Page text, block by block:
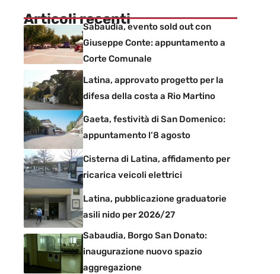
Articoli recentiSabaudia, evento sold out con
Giuseppe Conte: appuntamento a
Corte Comunale
Latina, approvato progetto per la
difesa della costa a Rio Martino
Gaeta, festività di San Domenico:
appuntamento l’8 agosto
Cisterna di Latina, affidamento per
ricarica veicoli elettrici
Latina, pubblicazione graduatorie
asili nido per 2026/27
Sabaudia, Borgo San Donato:
inaugurazione nuovo spazio
aggregazione